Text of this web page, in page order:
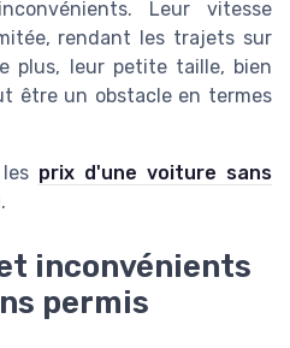
Leur vitesse
rendant les trajets sur
plus, leur petite taille, bien
être un obstacle en termes
prix d'une voiture sans
inconvénients
permis